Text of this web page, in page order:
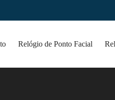
Relógio de Ponto Facial